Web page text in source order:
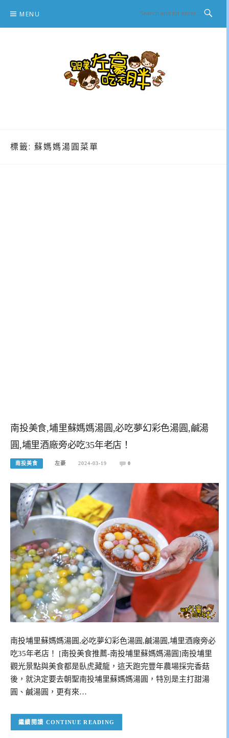
content
MENU
標籤: 蘇媽媽湯圓菜單
南投美食,埔里蘇媽媽湯圓,必吃夢幻彩色湯圓,鹹湯
圓,埔里酒廠旁必吃35年老店！
南投美食 左豪 2024-03-19 0
南投埔里蘇媽媽湯圓,必吃夢幻彩色湯圓,鹹湯圓,埔里酒廠旁必
吃35年老店！ [南投美食推薦-南投埔里蘇媽媽湯圓]南投埔里
觀光景點與美食都是臥虎藏龍，這天跑完豐年農場採完香菇
後，就決定要去朝聖南投埔里蘇媽媽湯圓，特別是主打甜湯
圓、鹹湯圓，更有來…
CONTINUE READING